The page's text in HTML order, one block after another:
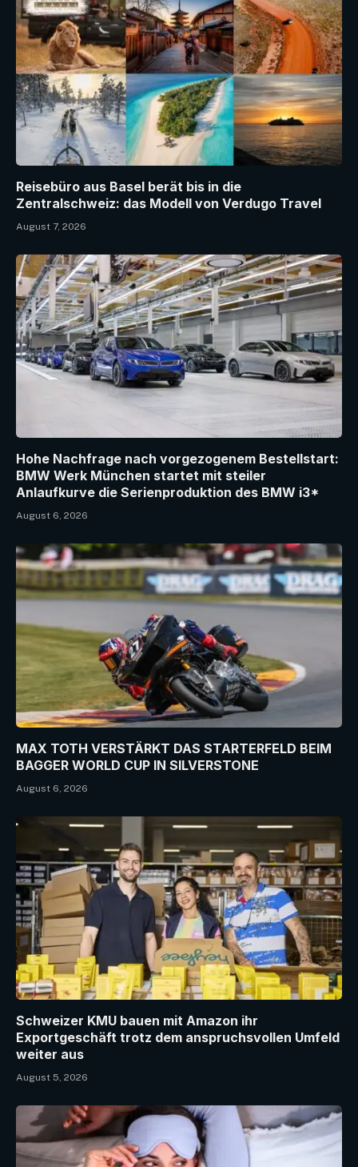
Reisebüro aus Basel berät bis in die
Zentralschweiz: das Modell von Verdugo Travel
August 7, 2026
Hohe Nachfrage nach vorgezogenem Bestellstart:
BMW Werk München startet mit steiler
Anlaufkurve die Serienproduktion des BMW i3*
August 6, 2026
MAX TOTH VERSTÄRKT DAS STARTERFELD BEIM
BAGGER WORLD CUP IN SILVERSTONE
August 6, 2026
Schweizer KMU bauen mit Amazon ihr
Exportgeschäft trotz dem anspruchsvollen Umfeld
weiter aus
August 5, 2026